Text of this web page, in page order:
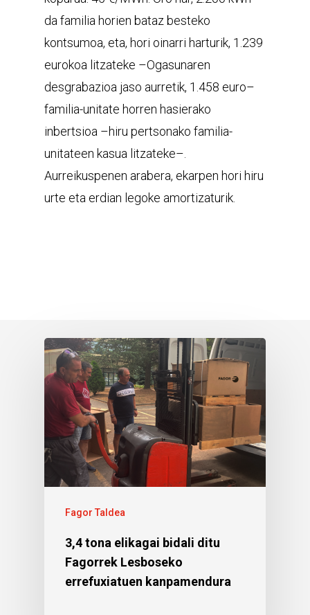
da familia horien bataz besteko
kontsumoa, eta, hori oinarri harturik, 1.239
eurokoa litzateke –Ogasunaren
desgrabazioa jaso aurretik, 1.458 euro–
familia-unitate horren hasierako
inbertsioa –hiru pertsonako familia-
unitateen kasua litzateke–.
Aurreikuspenen arabera, ekarpen hori hiru
urte eta erdian legoke amortizaturik.
Fagor Taldea
3,4 tona elikagai bidali ditu
Fagorrek Lesboseko
errefuxiatuen kanpamendura